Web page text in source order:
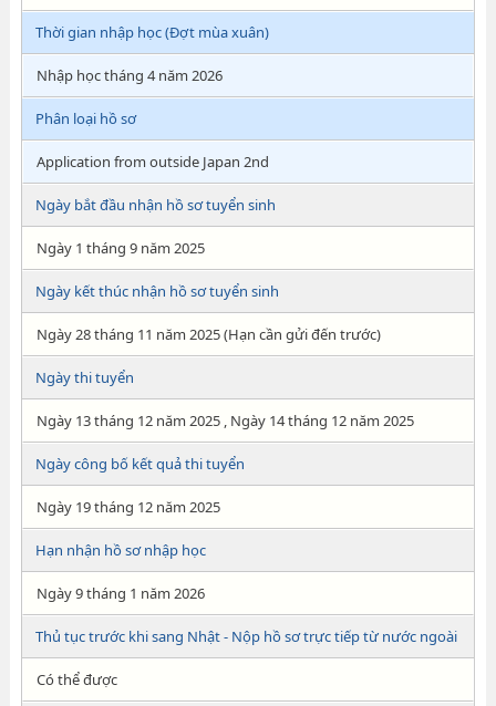
Thời gian nhập học (Đợt mùa xuân)
Nhập học tháng 4 năm 2026
Phân loại hồ sơ
Application from outside Japan 2nd
Ngày bắt đầu nhận hồ sơ tuyển sinh
Ngày 1 tháng 9 năm 2025
Ngày kết thúc nhận hồ sơ tuyển sinh
Ngày 28 tháng 11 năm 2025 (Hạn cần gửi đến trước)
Ngày thi tuyển
Ngày 13 tháng 12 năm 2025 , Ngày 14 tháng 12 năm 2025
Ngày công bố kết quả thi tuyển
Ngày 19 tháng 12 năm 2025
Hạn nhận hồ sơ nhập học
Ngày 9 tháng 1 năm 2026
Thủ tục trước khi sang Nhật - Nộp hồ sơ trực tiếp từ nước ngoài
Có thể được